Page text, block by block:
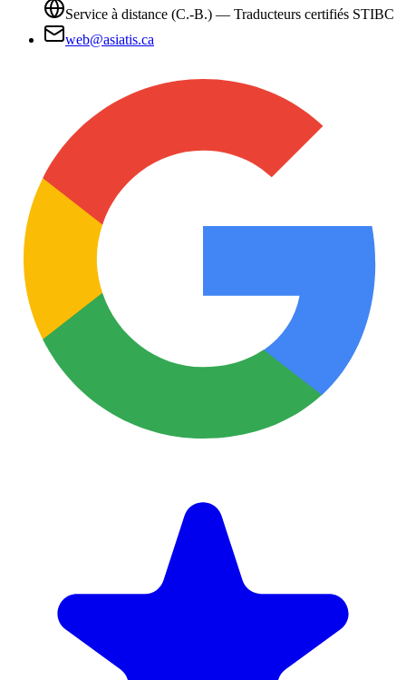
Service à distance (C.-B.) — Traducteurs certifiés STIBC
web@asiatis.ca